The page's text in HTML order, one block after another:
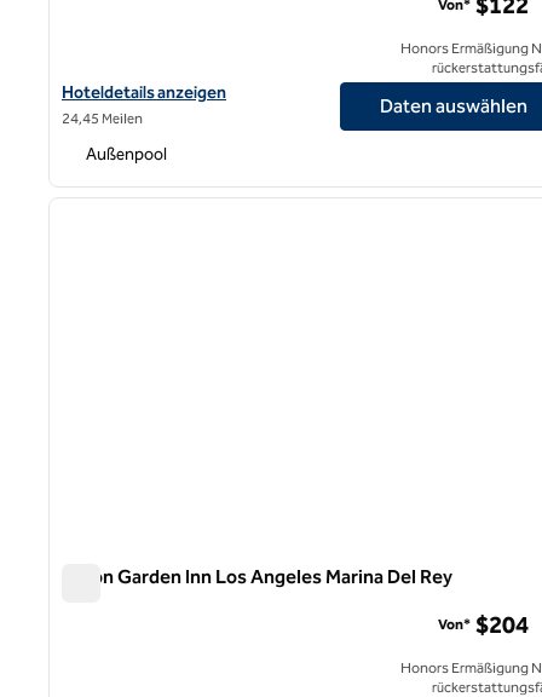
Hoteldetails für das Hilton Garden Inn Los Angeles/Redondo
Hoteldetails anzeigen
24,45 Meilen
Von*
Honors Ermäßigung
Daten auswählen
Außenpool
1 von 12
Hilton Garden Inn Los Angeles Marina Del Rey
Von* $204
Honors Ermäßigung